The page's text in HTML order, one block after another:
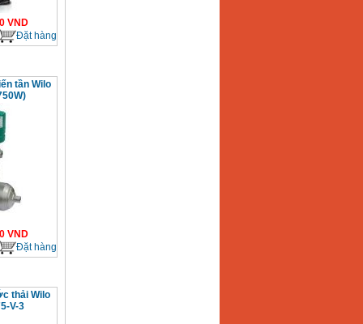
VND
Đặt hàng
tần Wilo
VND
Đặt hàng
thải Wilo
V-3